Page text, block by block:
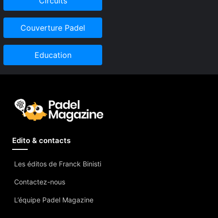
Couverture Padel
Education
Edito & contacts
Les éditos de Franck Binisti
Contactez-nous
L’équipe Padel Magazine